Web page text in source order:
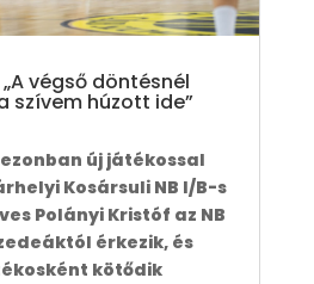
végső döntésnél
szívem húzott ide”
új játékossal
Kosársuli NB I/B-s
Polányi Kristóf az NB
érkezik, és
kötődik